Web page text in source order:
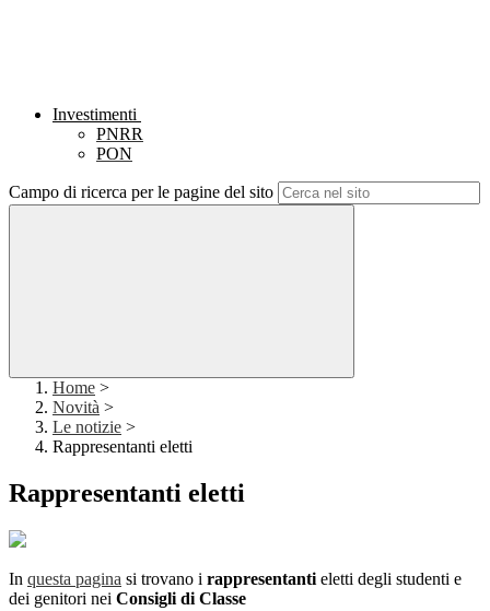
Investimenti
PNRR
PON
Campo di ricerca per le pagine del sito
Home >
Novità >
Le notizie >
Rappresentanti eletti
Rappresentanti eletti
In questa pagina si trovano i rappresentanti eletti degli studenti e
dei genitori nei Consigli di Classe